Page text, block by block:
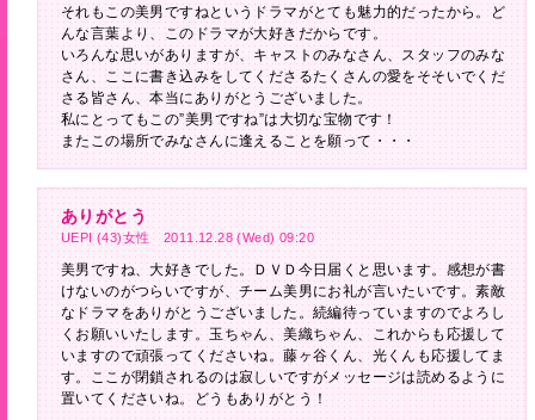
それもこの美男ですねというドラマがとても魅力的だったから。ど
んな言葉より、このドラマが大好きだからです。
いろんな思いがありますが、キャストのみなさん、スタッフのみな
さん、ここに書き込みをしてくださるたくさんの愛をそそいでくだ
さる皆さん、本当にありがとうございました。
私にとってもこの”美男ですね”は大切な宝物です！
またこの場所でみなさんに逢えることを願って・・・
ありがとう
UEPI (43)女性 2011.12.28 (Wed) 09:20
美男ですね、大好きでした。ＤＶＤ今日届くと思います。感想が書
けないのがつらいですが、チーム美男にお礼が言いたいです。素敵
なドラマをありがとうございました。続編待っていますのでよろし
くお願いいたします。玉ちゃん、美織ちゃん、これからも応援して
いますので頑張ってくださいね。藤ヶ谷くん、光くんも応援してま
す。ここが閉鎖されるのは寂しいですがメッセージは読めるように
置いてくださいね。どうもありがとう！